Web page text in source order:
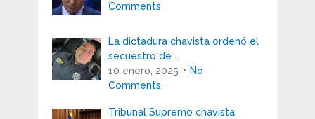
Comments
La dictadura chavista ordenó el
secuestro de …
10 enero, 2025
No
Comments
Tribunal Supremo chavista